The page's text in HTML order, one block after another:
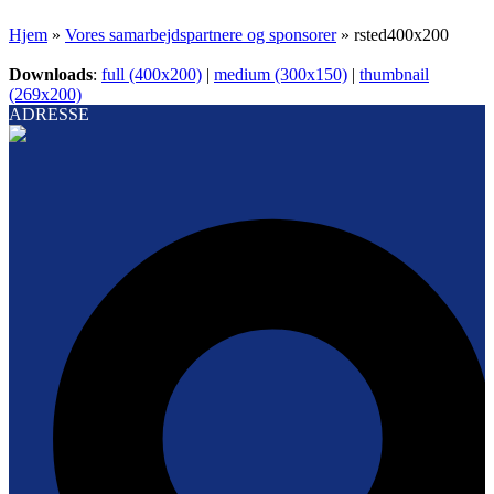
Hjem » Vores samarbejdspartnere og sponsorer» rsted400x200
Downloads: full (400x200) | medium (300x150) | thumbnail
(269x200)
ADRESSE